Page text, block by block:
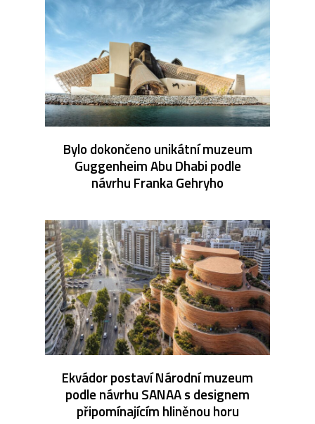
Bylo dokončeno unikátní muzeum
Guggenheim Abu Dhabi podle
návrhu Franka Gehryho
Ekvádor postaví Národní muzeum
podle návrhu SANAA s designem
připomínajícím hliněnou horu